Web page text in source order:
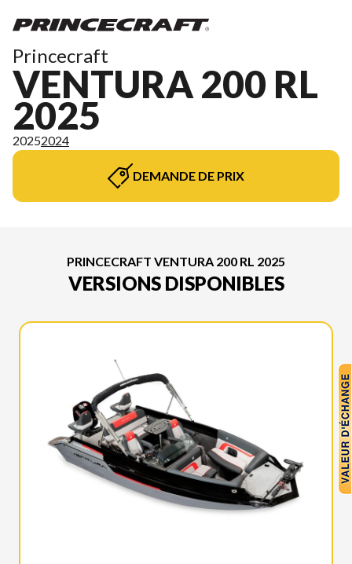
Princecraft
VENTURA 200 RL
2025
20252024
DEMANDE DE PRIX
PRINCECRAFT VENTURA 200 RL 2025
VERSIONS DISPONIBLES